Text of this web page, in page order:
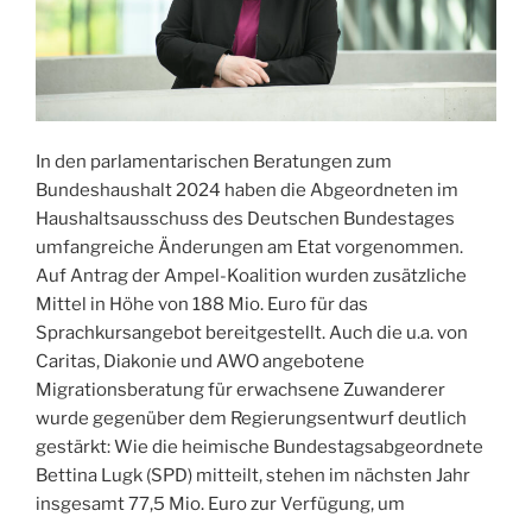
In den parlamentarischen Beratungen zum
Bundeshaushalt 2024 haben die Abgeordneten im
Haushaltsausschuss des Deutschen Bundestages
umfangreiche Änderungen am Etat vorgenommen.
Auf Antrag der Ampel-Koalition wurden zusätzliche
Mittel in Höhe von 188 Mio. Euro für das
Sprachkursangebot bereitgestellt. Auch die u.a. von
Caritas, Diakonie und AWO angebotene
Migrationsberatung für erwachsene Zuwanderer
wurde gegenüber dem Regierungsentwurf deutlich
gestärkt: Wie die heimische Bundestagsabgeordnete
Bettina Lugk (SPD) mitteilt, stehen im nächsten Jahr
insgesamt 77,5 Mio. Euro zur Verfügung, um